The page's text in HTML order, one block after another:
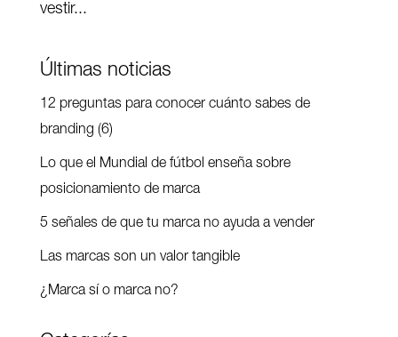
vestir...
Últimas noticias
12 preguntas para conocer cuánto sabes de
branding (6)
Lo que el Mundial de fútbol enseña sobre
posicionamiento de marca
5 señales de que tu marca no ayuda a vender
Las marcas son un valor tangible
¿Marca sí o marca no?